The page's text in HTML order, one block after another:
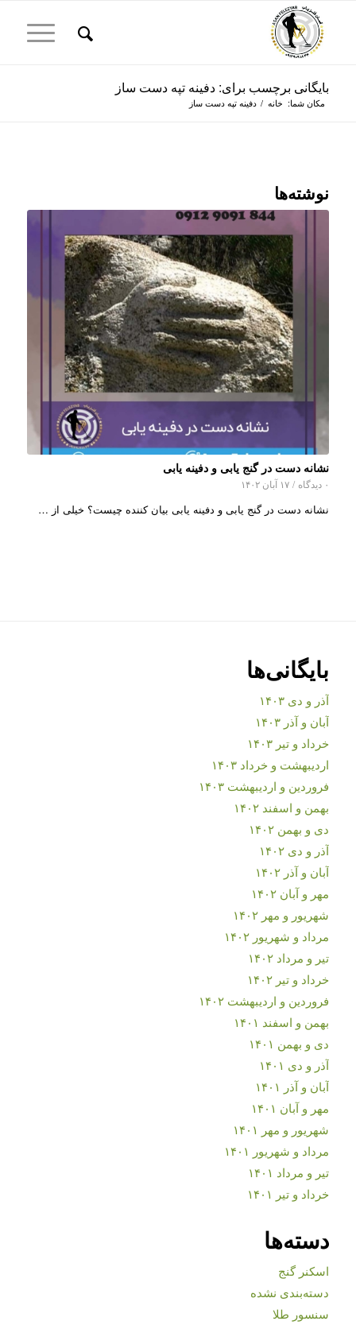
بایگانی برچسب برای: دفینه تپه دست ساز
مکان شما: خانه / دفینه تپه دست ساز
نوشته‌ها
نشانه دست در گنج یابی و دفینه یابی
۰ دیدگاه / ۱۷ آبان ۱۴۰۲
نشانه دست در گنج یابی و دفینه یابی بیان کننده چیست؟ خیلی از …
بایگانی‌ها
آذر و دی ۱۴۰۳
آبان و آذر ۱۴۰۳
خرداد و تیر ۱۴۰۳
اردیبهشت و خرداد ۱۴۰۳
فروردین و اردیبهشت ۱۴۰۳
بهمن و اسفند ۱۴۰۲
دی و بهمن ۱۴۰۲
آذر و دی ۱۴۰۲
آبان و آذر ۱۴۰۲
مهر و آبان ۱۴۰۲
شهریور و مهر ۱۴۰۲
مرداد و شهریور ۱۴۰۲
تیر و مرداد ۱۴۰۲
خرداد و تیر ۱۴۰۲
فروردین و اردیبهشت ۱۴۰۲
بهمن و اسفند ۱۴۰۱
دی و بهمن ۱۴۰۱
آذر و دی ۱۴۰۱
آبان و آذر ۱۴۰۱
مهر و آبان ۱۴۰۱
شهریور و مهر ۱۴۰۱
مرداد و شهریور ۱۴۰۱
تیر و مرداد ۱۴۰۱
خرداد و تیر ۱۴۰۱
دسته‌ها
اسکنر گنج
دسته‌بندی نشده
سنسور طلا